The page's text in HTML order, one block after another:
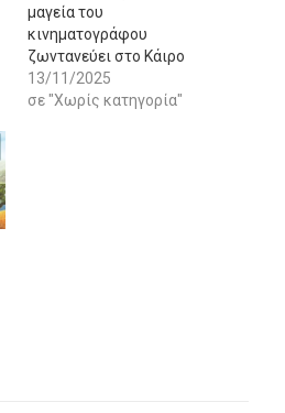
μαγεία του
κινηματογράφου
ζωντανεύει στο Κάιρο
13/11/2025
σε "Χωρίς κατηγορία"